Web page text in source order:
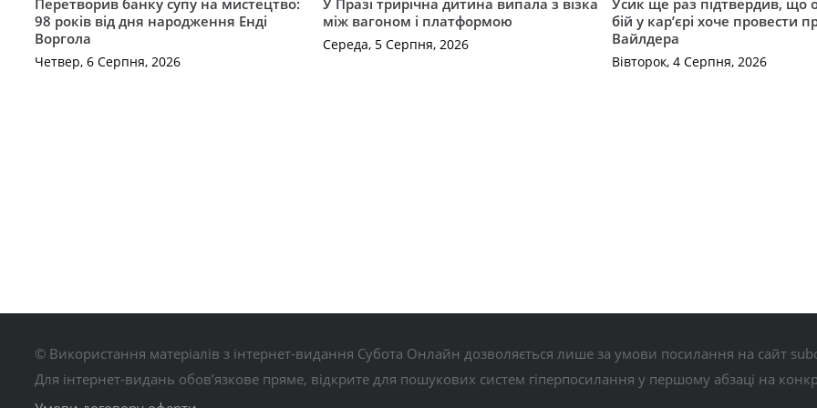
Перетворив банку супу на мистецтво:
98 років від дня народження Енді
Воргола
Четвер, 6 Серпня, 2026
У Празі трирічна дитина випала з візка
між вагоном і платформою
Середа, 5 Серпня, 2026
Усик ще раз підтвердив, що
бій у кар’єрі хоче провести
Вайлдера
Вівторок, 4 Серпня, 2026
© Використання матеріалів з інтернет-видання Субота Онлайн дозволяється лише за умови посилання на сайт
Для інтернет-видань обов’язкове пряме, відкрите для пошукових систем гіперпосилання у першому абзаці на